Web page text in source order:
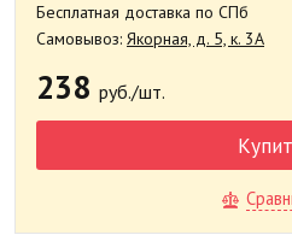
Бесплатная доставка по СПб
Самовывоз: Якорная, д. 5, к. 3А
238 руб./шт.